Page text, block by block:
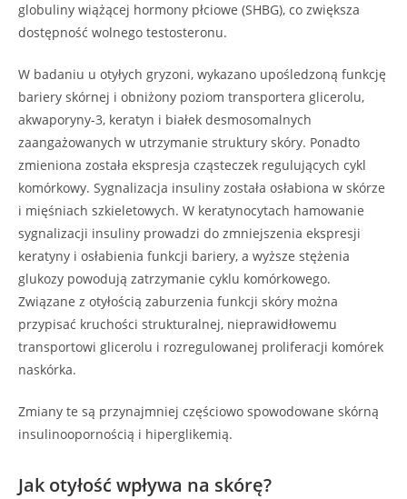
globuliny wiążącej hormony płciowe (SHBG), co zwiększa
dostępność wolnego testosteronu.
W badaniu u otyłych gryzoni, wykazano upośledzoną funkcję
bariery skórnej i obniżony poziom transportera glicerolu,
akwaporyny-3, keratyn i białek desmosomalnych
zaangażowanych w utrzymanie struktury skóry. Ponadto
zmieniona została ekspresja cząsteczek regulujących cykl
komórkowy. Sygnalizacja insuliny została osłabiona w skórze
i mięśniach szkieletowych. W keratynocytach hamowanie
sygnalizacji insuliny prowadzi do zmniejszenia ekspresji
keratyny i osłabienia funkcji bariery, a wyższe stężenia
glukozy powodują zatrzymanie cyklu komórkowego.
Związane z otyłością zaburzenia funkcji skóry można
przypisać kruchości strukturalnej, nieprawidłowemu
transportowi glicerolu i rozregulowanej proliferacji komórek
naskórka.
Zmiany te są przynajmniej częściowo spowodowane skórną
insulinoopornością i hiperglikemią.
Jak otyłość wpływa na skórę?